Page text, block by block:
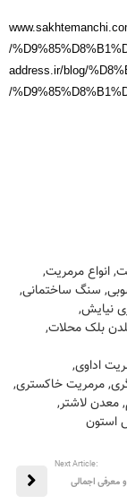
address.ir/blog/
,انواع مرمریت,
, سنگ ساختمانی,
نیایش,
بلک محلات,
اداوی,
,مرمریت خاکستری,
,معدن لاشتر,
استون
:Next Article
معرفی اجمالی